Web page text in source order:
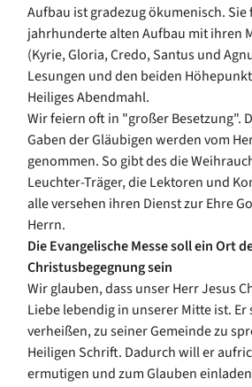
Aufbau ist gradezug ökumenisch. Sie
jahrhunderte alten Aufbau mit ihren
(Kyrie, Gloria, Credo, Santus und
Lesungen und den beiden
Heiliges Abendmahl.
Wir feiern oft in "großer Besetzung".
Gaben der Gläubigen werden vom
genommen. So gibt des die
Leuchter-Träger, die Lektoren und
alle versehen ihren Dienst zur Ehre
Herrn.
Die Evangelische Messesoll ein Ort
Christusbegegnung sein
Wir glauben, dass unser Herr Jesus
Liebe lebendig in unserer Mitte ist. Er
verheißen, zu seiner Gemeinde zu
Heiligen Schrift. Dadurch will er
ermutigen und zum Glauben